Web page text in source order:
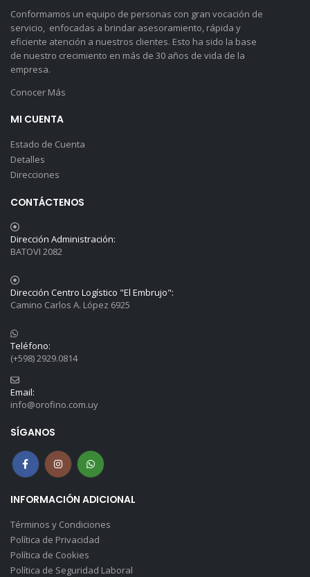
Conformamos un equipo de personas con gran vocación de
servicio, enfocadas a brindar asesoramiento, rápida y
eficiente atención a nuestros clientes. Esto ha sido la base
de nuestro crecimiento en más de 30 años de vida de la
empresa.
Conocer Más
MI CUENTA
Estado de Cuenta
Detalles
Direcciones
CONTÁCTENOS
Dirección Administración:
BATOVI 2082
Dirección Centro Logístico "El Embrujo":
Camino Carlos A. López 6925
Teléfono:
(+598) 2929.0814
Email:
info@orofino.com.uy
SÍGANOS
INFORMACIÓN ADICIONAL
Términos y Condiciones
Política de Privacidad
Política de Cookies
Política de Seguridad Laboral